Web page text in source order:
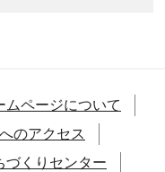
ムページについて
のアクセス
づくりセンター